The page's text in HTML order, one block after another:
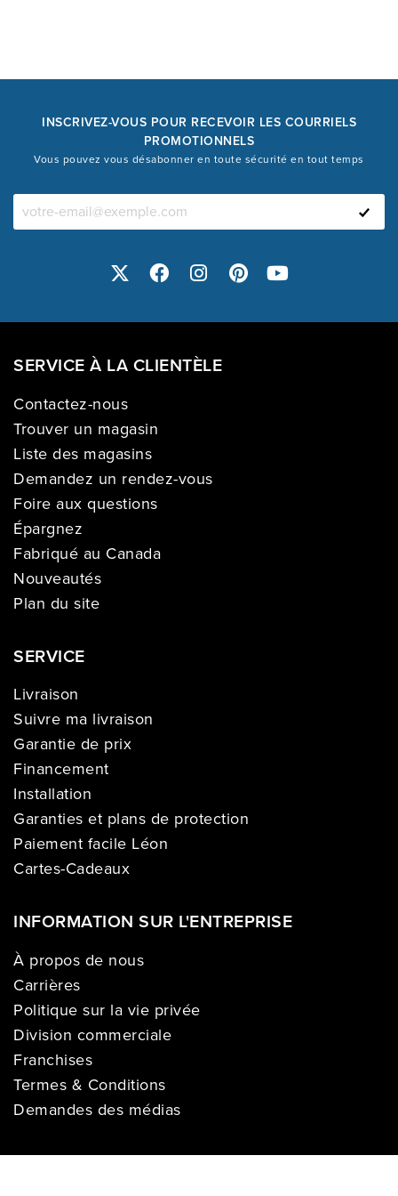
INSCRIVEZ-VOUS POUR RECEVOIR LES COURRIELS
PROMOTIONNELS
Vous pouvez vous désabonner en toute sécurité en tout temps
SERVICE À LA CLIENTÈLE
Contactez-nous
Trouver un magasin
Liste des magasins
Demandez un rendez-vous
Foire aux questions
Épargnez
Fabriqué au Canada
Nouveautés
Plan du site
SERVICE
Livraison
Suivre ma livraison
Garantie de prix
Financement
Installation
Garanties et plans de protection
Paiement facile Léon
Cartes-Cadeaux
INFORMATION SUR L'ENTREPRISE
À propos de nous
Carrières
Politique sur la vie privée
Division commerciale
Franchises
Termes & Conditions
Demandes des médias
COMPTE